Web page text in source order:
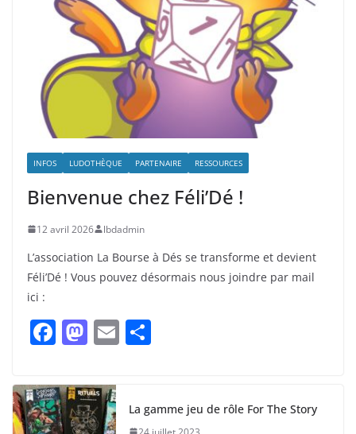
INFOS LUDOTHÈQUE PARTENAIRE RESSOURCES
Bienvenue chez Féli’Dé !
12 avril 2026 lbdadmin
L’association La Bourse à Dés se transforme et devient
Féli’Dé ! Vous pouvez désormais nous joindre par mail
ici :
F
a
c
e
M
a
st
o
E
m
g
La gamme jeu de rôle For The Story